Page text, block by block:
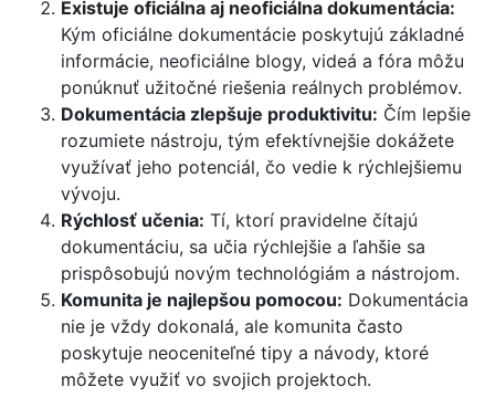
Existuje oficiálna aj neoficiálna dokumentácia:
Kým oficiálne dokumentácie poskytujú základné
informácie, neoficiálne blogy, videá a fóra môžu
ponúknuť užitočné riešenia reálnych problémov.
Dokumentácia zlepšuje produktivitu: Čím lepšie
rozumiete nástroju, tým efektívnejšie dokážete
využívať jeho potenciál, čo vedie k rýchlejšiemu
vývoju.
Rýchlosť učenia: Tí, ktorí pravidelne čítajú
dokumentáciu, sa učia rýchlejšie a ľahšie sa
prispôsobujú novým technológiám a nástrojom.
Komunita je najlepšou pomocou: Dokumentácia
nie je vždy dokonalá, ale komunita často
poskytuje neoceniteľné tipy a návody, ktoré
môžete využiť vo svojich projektoch.